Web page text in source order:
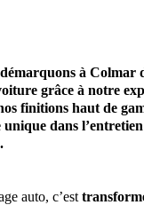
à Colmar
grâce à notre
finitions haut de
dans
auto, c’est